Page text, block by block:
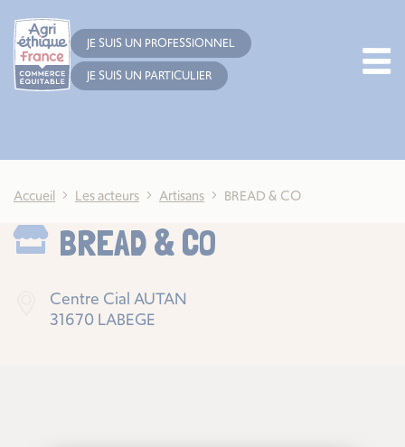
JE SUIS UN PROFESSIONNEL
JE SUIS UN PARTICULIER
Accueil Les acteurs Artisans BREAD & CO
BREAD & CO
Centre Cial AUTAN
31670 LABEGE